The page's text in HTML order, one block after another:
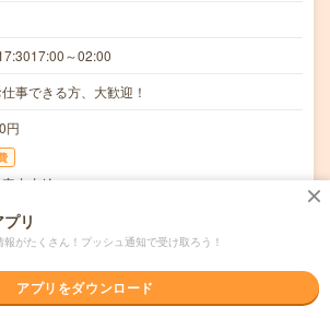
～02:00
事できる方、大歓迎！
円
内支給
表面を処理する機械にセットし、見た目、色な
査を行う。表面を処理することにより、コ…
OK / ブランクOK / 英語力不要
OK！〇まずは事前登録だけでもOK！履歴書不要
オンライン登録★氏名・職種などを入力す…
リ
がたくさん！プッシュ通知で受け取ろう！
アプリをダウンロード